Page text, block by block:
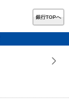
銀行TOPへ